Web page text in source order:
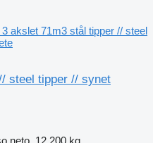
akslet 71m3 stål tipper // steel
steel tipper // synet
neto 12.200 kg